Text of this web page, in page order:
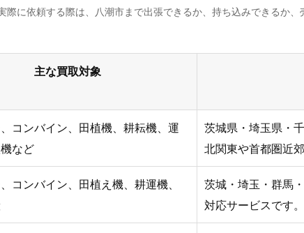
に依頼する際は、八潮市まで出張できるか、持ち込みできるか
主な買取対象
、コンバイン、田植機、耕耘機、運
など
茨城県・埼玉県・
北関東や首都圏近
コンバイン、田植え機、耕運機、
茨城・埼玉・群馬
対応サービスです